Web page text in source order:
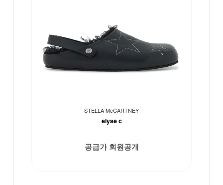
STELLA McCARTNEY
elyse c
공급가 회원공개